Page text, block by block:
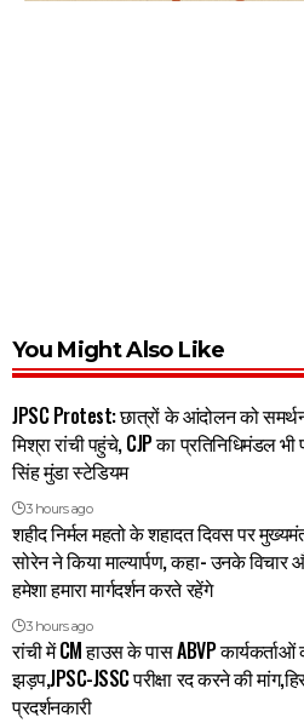
You Might Also Like
JPSC Protest: छात्रों के आंदोलन को
मिश्रा रांची पहुंचे, CJP का प्रतिनिधिमंडल
सिंह मुंडा स्टेडियम
3 hours ago
शहीद निर्मल महतो के शहादत दिवस पर
सोरेन ने किया माल्यार्पण, कहा- उनके विचार
हमेशा हमारा मार्गदर्शन करते रहेंगे
3 hours ago
रांची में CM हाउस के पास ABVP
झड़प,JPSC-JSSC परीक्षा रद करने की
प्रदर्शनकारी